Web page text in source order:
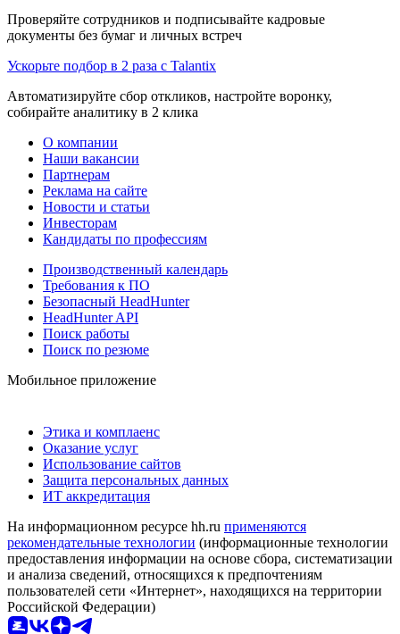
Проверяйте сотрудников и подписывайте кадровые
документы без бумаг и личных встреч
Ускорьте подбор в 2 раза с Talantix
Автоматизируйте сбор откликов, настройте воронку,
собирайте аналитику в 2 клика
О компании
Наши вакансии
Партнерам
Реклама на сайте
Новости и статьи
Инвесторам
Кандидаты по профессиям
Производственный календарь
Требования к ПО
Безопасный HeadHunter
HeadHunter API
Поиск работы
Поиск по резюме
Мобильное приложение
Этика и комплаенс
Оказание услуг
Использование сайтов
Защита персональных данных
ИТ аккредитация
На информационном ресурсе hh.ru применяются
рекомендательные технологии (информационные технологии
предоставления информации на основе сбора, систематизации
и анализа сведений, относящихся к предпочтениям
пользователей сети «Интернет», находящихся на территории
Российской Федерации)